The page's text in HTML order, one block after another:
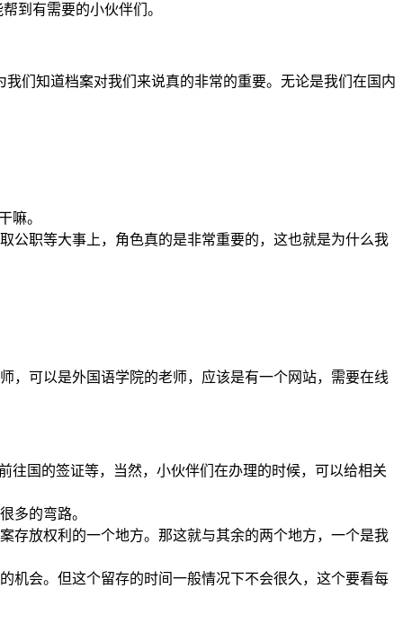
到有需要的小伙伴们。
们知道档案对我们来说真的非常的重要。无论是我们在国内
嘛。
公职等大事上，角色真的是非常重要的，这也就是为什么我
，可以是外国语学院的老师，应该是有一个网站，需要在线
往国的签证等，当然，小伙伴们在办理的时候，可以给相关
多的弯路。
存放权利的一个地方。那这就与其余的两个地方，一个是我
机会。但这个留存的时间一般情况下不会很久，这个要看每